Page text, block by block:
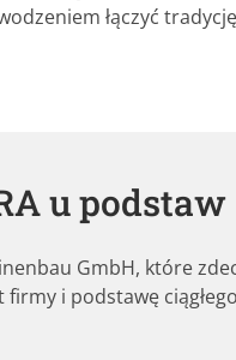
łączyć
u podstaw
GmbH, które
i podstawę